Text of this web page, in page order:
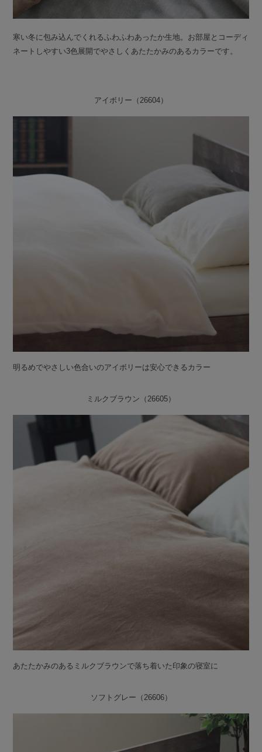
寒い冬に包み込んでくれるふわふわあったか生地。お部屋とコーディ
ネートしやすい3色展開でやさしくあたたかみのあるカラーです。
アイボリー（26604）
明るめでやさしい色合いのアイボリーは安心できるカラー
ミルクブラウン（26605）
あたたかみのあるミルクブラウンで落ち着いた印象の寝室に
ソフトグレー（26606）